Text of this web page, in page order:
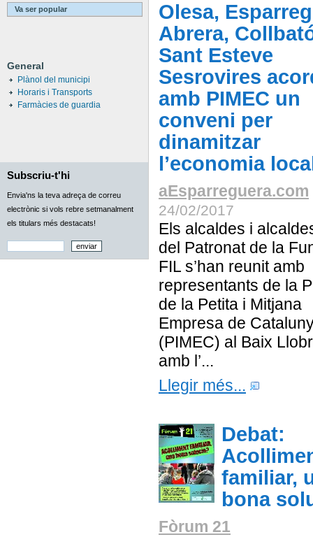
Va ser popular
General
Plànol del municipi
Horaris i Transports
Farmàcies de guardia
Subscriu-t'hi
Envia'ns la teva adreça de correu
electrònic si vols rebre setmanalment
els titulars més destacats!
Olesa,
Abrera,
Sant Esteve
Sesrovires
amb PIMEC un
conveni per
dinamitzar
l’economia
aEsparreguera.com
24/02/2017
Els alcaldes i
del Patronat de la
FIL s’han reunit amb
representants de la
de la Petita i Mitjana
Empresa de
(PIMEC) al Baix
amb l’...
Llegir més...
Debat:
familiar,
bona
Fòrum 21